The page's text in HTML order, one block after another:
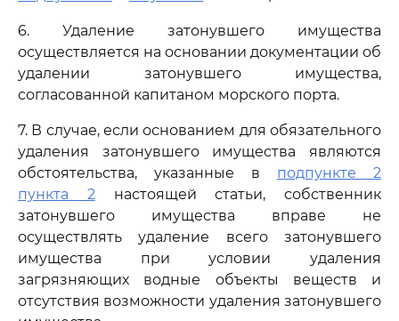
6. Удаление затонувшего имущества
осуществляется на основании документации об
удалении затонувшего имущества,
согласованной капитаном морского порта.
7. В случае, если основанием для обязательного
удаления затонувшего имущества являются
обстоятельства, указанные в подпункте 2
пункта 2настоящей статьи, собственник
затонувшего имущества вправе не
осуществлять удаление всего затонувшего
имущества при условии удаления
загрязняющих водные объекты веществ и
отсутствия возможности удаления затонувшего